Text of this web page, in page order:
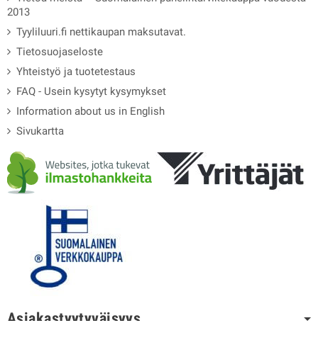
2013
Tyyliluuri.fi nettikaupan maksutavat.
Tietosuojaseloste
Yhteistyö ja tuotetestaus
FAQ - Usein kysytyt kysymykset
Information about us in English
Sivukartta
Asiakastyytyväisyys